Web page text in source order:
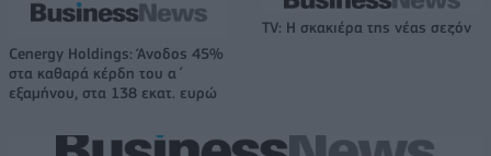
Cenergy Holdings: Άνοδος 45%
στα καθαρά κέρδη του α΄
εξαμήνου, στα 138 εκατ. ευρώ
TV: Η σκακιέρα της νέας σεζόν